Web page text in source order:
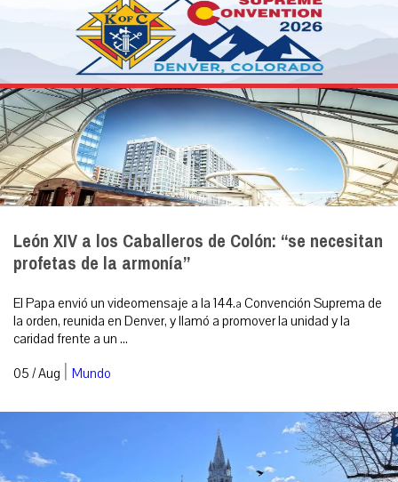
León XIV a los Caballeros de Colón: “se necesitan
profetas de la armonía”
El Papa envió un videomensaje a la 144.ª Convención Suprema de
la orden, reunida en Denver, y llamó a promover la unidad y la
caridad frente a un ...
05 / Aug | Mundo